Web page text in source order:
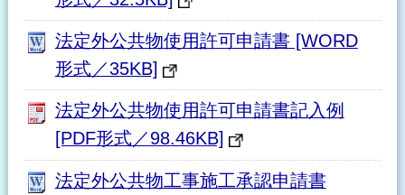
法定外公共物使用許可申請書 [WORD
形式／35KB]
法定外公共物使用許可申請書記入例
[PDF形式／98.46KB]
法定外公共物工事施工承認申請書